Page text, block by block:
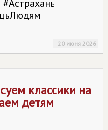
20 июня 2026
классики на
детям